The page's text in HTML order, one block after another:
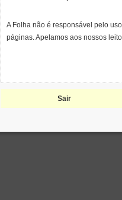
A Folha não é responsável pelo
páginas. Apelamos aos nossos
Sair